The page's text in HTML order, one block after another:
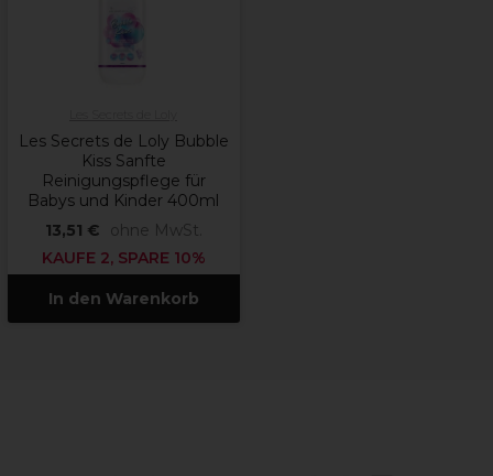
Les Secrets de Loly Bubble
Kiss Sanfte
Reinigungspflege für
Babys und Kinder 400ml
13,51 €
ohne MwSt.
KAUFE 2, SPARE 10%
In den Warenkorb